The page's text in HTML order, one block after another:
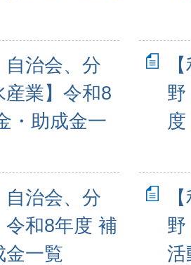
自治会、分
産業】令和8
・助成金一
自治会、分
令和8年度 補
金一覧
活